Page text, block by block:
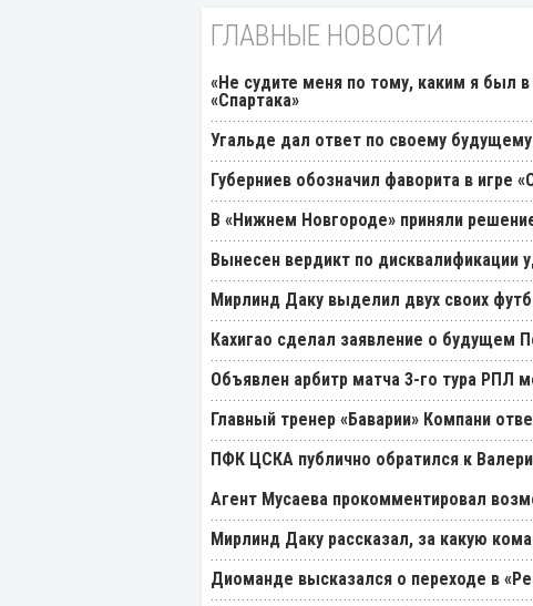
ГЛАВНЫЕ НОВОСТИ
«Не судите меня по тому, каким я был
«Спартака»
Угальде дал ответ по своему
Губерниев обозначил фаворита в игре
В «Нижнем Новгороде» приняли
Вынесен вердикт по дисквалификации
Мирлинд Даку выделил двух своих
Кахигао сделал заявление о будущем
Объявлен арбитр матча 3-го тура РПЛ
Главный тренер «Баварии» Компани
ПФК ЦСКА публично обратился к
Агент Мусаева прокомментировал
Мирлинд Даку рассказал, за какую
Диоманде высказался о переходе в